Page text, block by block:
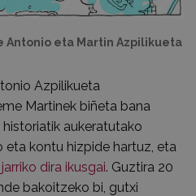
Antonio eta Martin Azpilikueta
Azpilikueta
Martinek biñeta bana
aukeratutako
eta kontu hizpide hartuz, eta
dira ikusgai. Guztira 20
bakoitzeko bi, gutxi